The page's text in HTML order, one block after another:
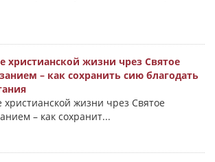
христианской жизни чрез Святое
– как сохранить сию благодать
жизни чрез Святое
– как сохранит...